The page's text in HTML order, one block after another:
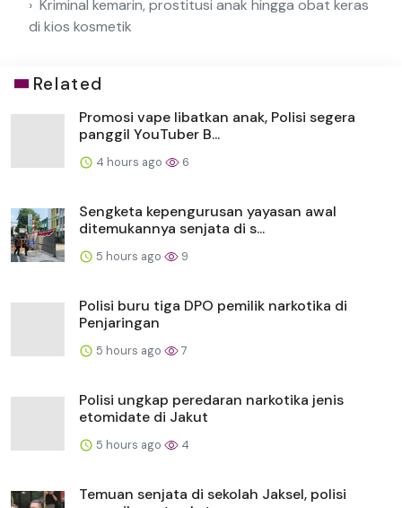
Kriminal kemarin, prostitusi anak hingga obat keras
di kios kosmetik
Related
Promosi vape libatkan anak, Polisi segera
panggil YouTuber B...
4 hours ago 6
Sengketa kepengurusan yayasan awal
ditemukannya senjata di s...
5 hours ago 9
Polisi buru tiga DPO pemilik narkotika di
Penjaringan
5 hours ago 7
Polisi ungkap peredaran narkotika jenis
etomidate di Jakut
5 hours ago 4
Temuan senjata di sekolah Jaksel, polisi